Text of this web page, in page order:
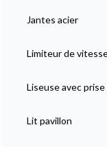
Jantes acier
Limiteur de
Liseuse avec prise
Lit pavillon